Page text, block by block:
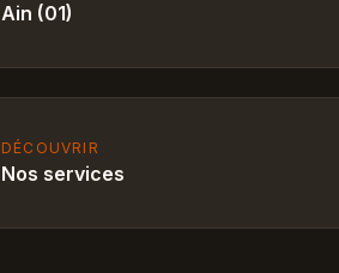
Ain (01)
DÉCOUVRIR
Nos services